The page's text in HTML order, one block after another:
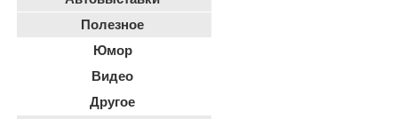
Полезное
Юмор
Видео
Другое